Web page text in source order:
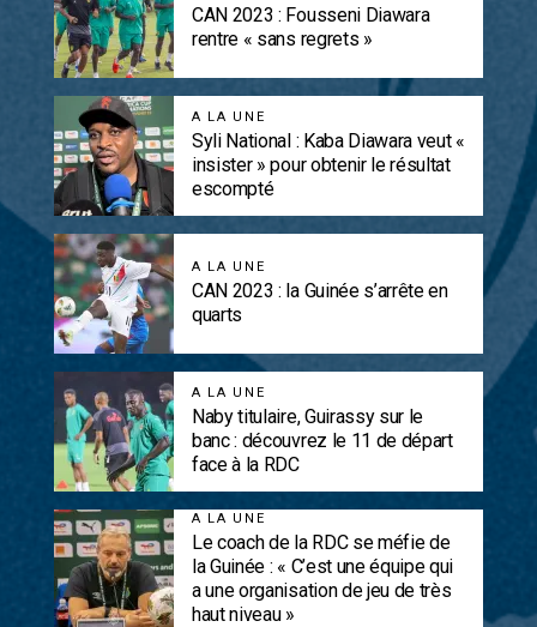
CAN 2023 : Fousseni Diawara
rentre « sans regrets »
A LA UNE
Syli National : Kaba Diawara veut «
insister » pour obtenir le résultat
escompté
A LA UNE
CAN 2023 : la Guinée s’arrête en
quarts
A LA UNE
Naby titulaire, Guirassy sur le
banc : découvrez le 11 de départ
face à la RDC
A LA UNE
Le coach de la RDC se méfie de
la Guinée : « C’est une équipe qui
a une organisation de jeu de très
haut niveau »